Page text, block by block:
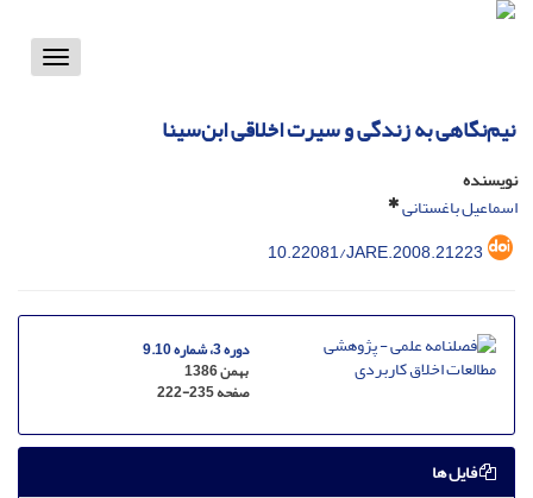
Toggle
نیم‌نگاهی به زندگی و سیرت اخلاقی ابن‌سینا
نویسنده
اسماعیل باغستانی
10.22081/JARE.2008.21223
دوره 3، شماره 9.10
بهمن 1386
صفحه222-235
فایل ها